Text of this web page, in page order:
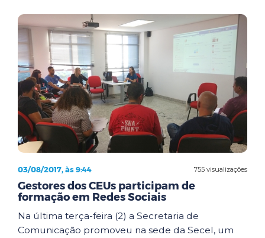
755 visualizações
03/08/2017, às 9:44
Gestores dos CEUs participam de
formação em Redes Sociais
Na última terça-feira (2) a Secretaria de
Comunicação promoveu na sede da Secel, um